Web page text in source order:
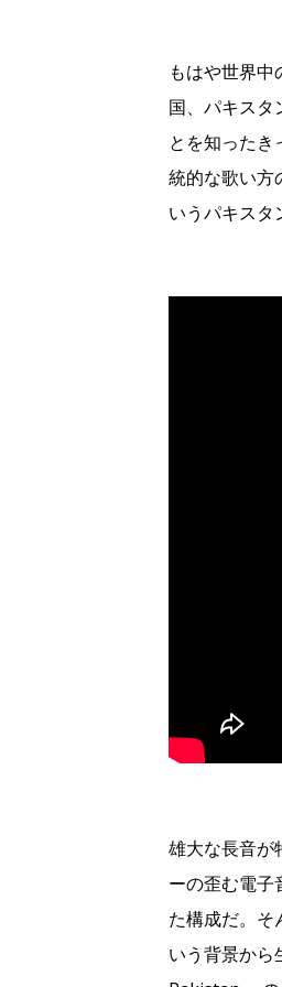
もはや世界
国、パキスタ
とを知った
統的な歌い方
いうパキスタ
雄大な長音が
ーの歪む電子
た構成だ。そ
いう背景から